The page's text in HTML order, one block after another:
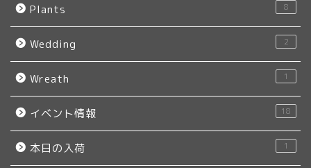
Plants 8
Wedding 2
Wreath 1
イベント情報 18
本日の入荷 1